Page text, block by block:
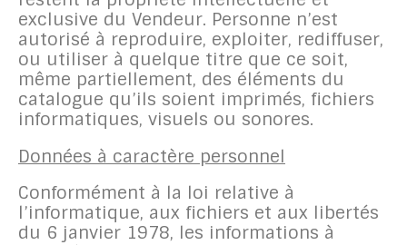
exclusive du Vendeur. Personne n’est
autorisé à reproduire, exploiter, rediffuser,
ou utiliser à quelque titre que ce soit,
même partiellement, des éléments du
catalogue qu’ils soient imprimés, fichiers
informatiques, visuels ou sonores.
Données à caractère personnel
Conformément à la loi relative à
l’informatique, aux fichiers et aux libertés
du 6 janvier 1978, les informations à